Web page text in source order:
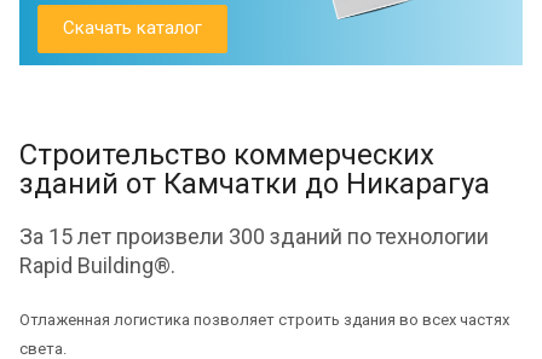
Скачать каталог
Строительство коммерческих
зданий от Камчатки до Никарагуа
За 15 лет произвели 300 зданий по технологии
Rapid Building®.
Отлаженная логистика позволяет строить здания во всех частях
света.